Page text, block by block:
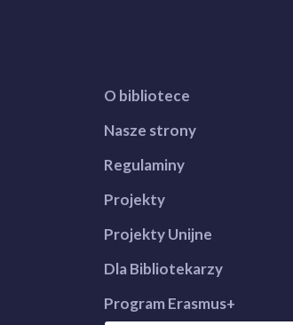
O bibliotece
Nasze strony
Regulaminy
Projekty
Projekty Unijne
Dla Bibliotekarzy
Program Erasmus+